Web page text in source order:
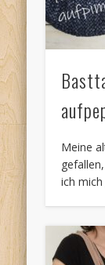
Meine
ich